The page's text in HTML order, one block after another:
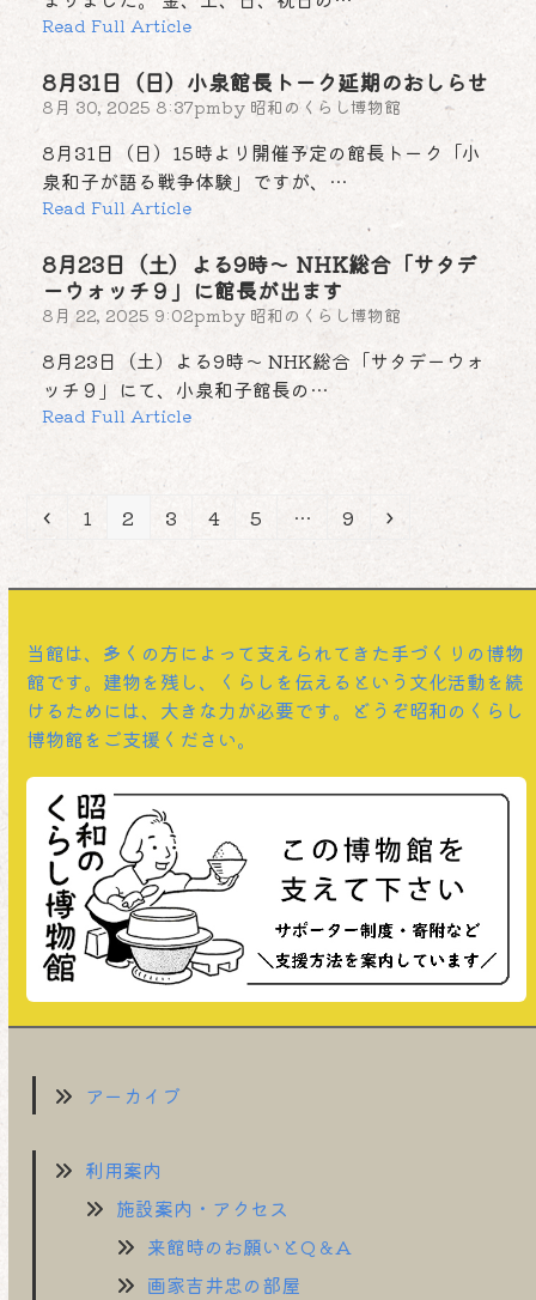
Read Full Article
8月31日（日）小泉館長トーク延期のおしらせ
8月 30, 2025 8:37pmby 昭和のくらし博物館
8月31日（日）15時より開催予定の館長トーク「小
泉和子が語る戦争体験」ですが、…
Read Full Article
8月23日（土）よる9時～ NHK総合「サタデ
ーウォッチ９」に館長が出ます
8月 22, 2025 9:02pmby 昭和のくらし博物館
8月23日（土）よる9時～ NHK総合「サタデーウォ
ッチ９」にて、小泉和子館長の…
Read Full Article
Previous
Page
1 Page
2 Page
3 Page
4 Page
5 … Page
9 Next
当館は、多くの方によって支えられてきた手づくりの博物
館です。建物を残し、くらしを伝えるという文化活動を続
けるためには、大きな力が必要です。どうぞ昭和のくらし
博物館をご支援ください。
アーカイブ
利用案内
施設案内・アクセス
来館時のお願いとQ＆A
画家吉井忠の部屋